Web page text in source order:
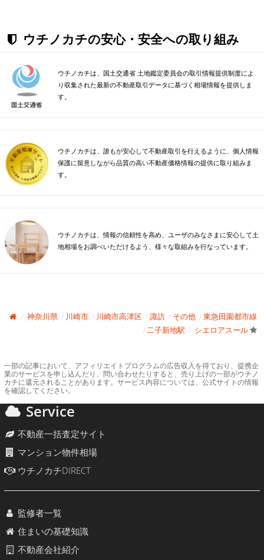
ウチノカチの安心・安全への取り組み
ウチノカチは、国土交通省 土地鑑定委員会の取引情報提供制度によ
り収集された最新の不動産取引データに基づく相場情報を提供しま
す。
ウチノカチは、誰もが安心して不動産取引を行えるように、個人情報
保護に留意しながら品質の高い不動産価格情報の提供に取り組みま
す。
ウチノカチは、情報の信頼性を高め、ユーザのみなさまに安心して土
地相場をお調べいただけるよう、様々な取組みを行なっています。
神奈川県 川崎市 川崎市高津区 諏訪 その他
東急田園都市線
二子新地駅
シエロアスール
一部の記事において、アフィリエイトプログラムの広告収入を得ており、提携企
業のサービスを申し込んだり、問い合わせたりすると、売り上げの一部がウチノ
カチに還元されることがあります。サービス内容については、公式サイトの情報
を確認してください。
Service
不動産一括査定サイト
マンション物件相場
ウチノカチDIRECT
監修者一覧
住まいの基礎知識
不動産会社紹介